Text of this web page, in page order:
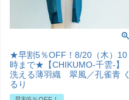
★早割5％OFF！8/20（木）10
時まで★【CHIKUMO-千雲-】
洗える薄羽織 翠風／孔雀青 く
るり